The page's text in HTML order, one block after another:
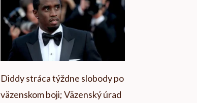
Diddy stráca týždne slobody po
väzenskom boji; Väzenský úrad